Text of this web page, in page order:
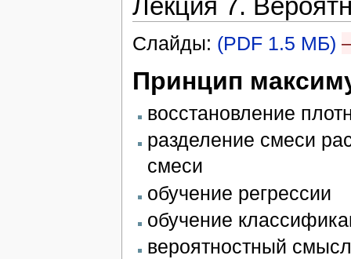
Слайды: (PDF 1.5 МБ)
Принцип
восстановление
разделение смеси
смеси
обучение регрессии
обучение
вероятностный